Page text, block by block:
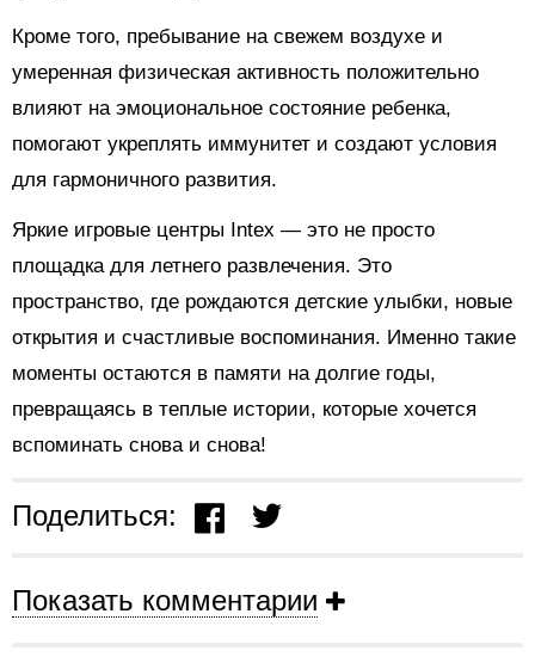
Кроме того, пребывание на свежем воздухе и
умеренная физическая активность положительно
влияют на эмоциональное состояние ребенка,
помогают укреплять иммунитет и создают условия
для гармоничного развития.
Яркие игровые центры Intex — это не просто
площадка для летнего развлечения. Это
пространство, где рождаются детские улыбки, новые
открытия и счастливые воспоминания. Именно такие
моменты остаются в памяти на долгие годы,
превращаясь в теплые истории, которые хочется
вспоминать снова и снова!
Поделиться:
Показать комментарии